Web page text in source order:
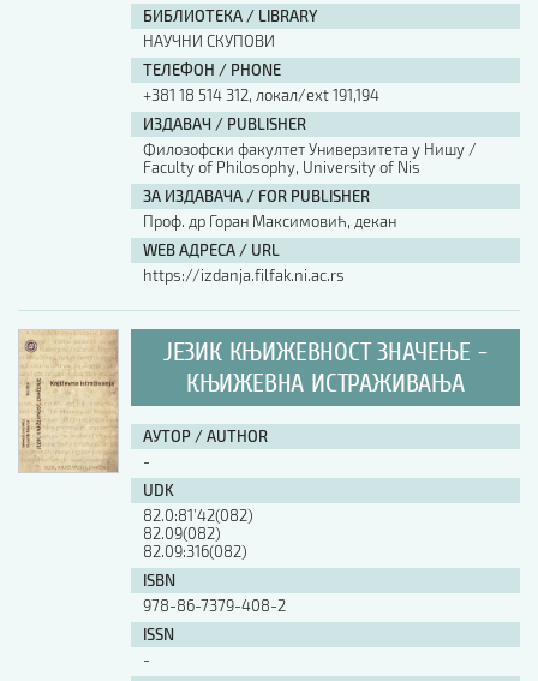
БИБЛИОТЕКА / LIBRARY
НАУЧНИ СКУПОВИ
ТЕЛЕФОН / PHONE
+381 18 514 312, локал/ext 191,194
ИЗДАВАЧ / PUBLISHER
Филозофски факултет Универзитета у Нишу /
Faculty of Philosophy, University of Nis
ЗА ИЗДАВАЧА / FOR PUBLISHER
Проф. др Горан Максимовић, декан
WEB АДРЕСА / URL
https://izdanja.filfak.ni.ac.rs
ЈЕЗИК КЊИЖЕВНОСТ ЗНАЧЕЊЕ -
КЊИЖЕВНА ИСТРАЖИВАЊА
АУТОР / AUTHOR
-
UDK
82.0:81’42(082)
82.09(082)
82.09:316(082)
ISBN
978-86-7379-408-2
ISSN
-